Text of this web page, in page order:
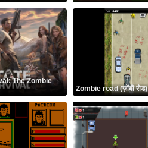
The Zombie
Zombie road (ज़ोंबी रोड)